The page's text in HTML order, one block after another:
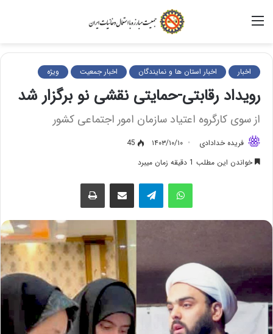
اخبار اخبار استان ها و نمایندگان اخبار جمعیت ویژه
رویداد رقابتی-حمایتی نقشی نو برگزار شد
از سوی کارگروه اعتیاد سازمان امور اجتماعی کشور
فریده خدادادی ۱۴۰۳/۱۰/۱۰
45
خواندن این مطلب 1 دقیقه زمان میبرد
واتس آپ اشتراک گذاری از طریق ایمیل